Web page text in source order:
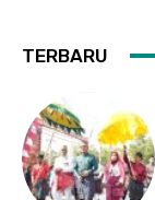
TERBARU